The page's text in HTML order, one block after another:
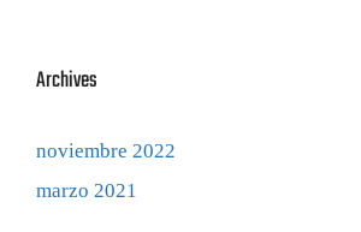
Archives
noviembre 2022
marzo 2021